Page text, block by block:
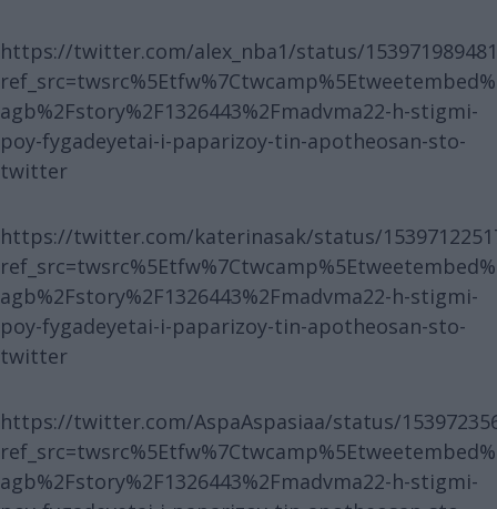
https://twitter.com/alex_nba1/status/
agb%2Fstory%2F1326443%2Fmadvma22-h-stigmi-
poy-fygadeyetai-i-paparizoy-tin-apotheosan-sto-
twitter
https://twitter.com/katerinasak/status/
agb%2Fstory%2F1326443%2Fmadvma22-h-stigmi-
poy-fygadeyetai-i-paparizoy-tin-apotheosan-sto-
twitter
https://twitter.com/AspaAspasiaa/status/
agb%2Fstory%2F1326443%2Fmadvma22-h-stigmi-